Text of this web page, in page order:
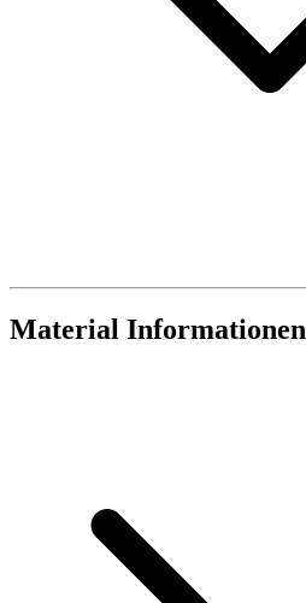
Material Informationen